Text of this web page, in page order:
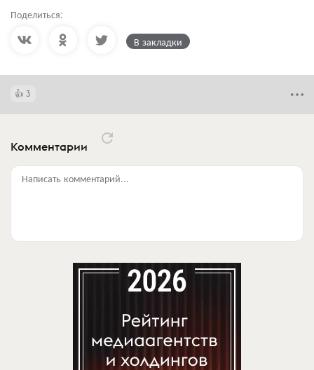
Поделиться:
В закладки
3
Комментарии
Написать комментарий...